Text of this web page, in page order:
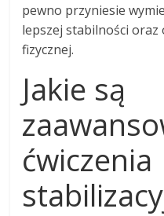
pewno przyniesie
lepszej stabilności
fizycznej.
Jakie są
ćwiczenia